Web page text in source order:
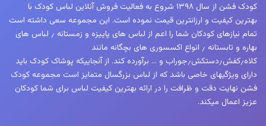
کودک فشن از سال ۱۳۹۸ شروع به فعالیت فروش آنلاین لباس کودک با
بهترین کیفیت و ارزانترین قیمت نموده است. این مجموعه سعی داشته است
تمام نیازهای کودکان شما را اعم از لباس های پاییزه و زمستانه ٫ لباس های
بهاره و تابستانه ٫ انواع اکسسوری های بچگانه مانند
کلاه٫کفش٫دستکش٫جوراب و … برآورده کند. از آنجاییکه پوشاک کودک باید
دارای ویژگیهای خاصی باشد که از لباس بزرگسال متمایز است مجموعه کودک
فشن نهایت دقت و ظرافت را در ارائه بهترین کیفیت لباس برای شما کودکان
عزیز اعمال میکند.